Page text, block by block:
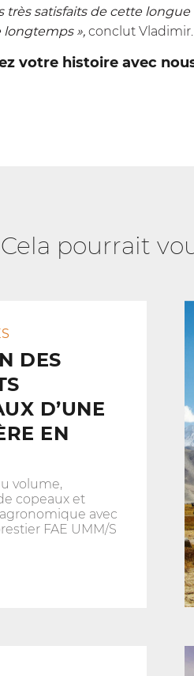
très satisfaits de cette
longtemps »,conclut Vladimir.
votre histoire avec
Cela pourrait
DES
D’UNE
EN
volume,
copeaux et
avec
FAE UMM/S